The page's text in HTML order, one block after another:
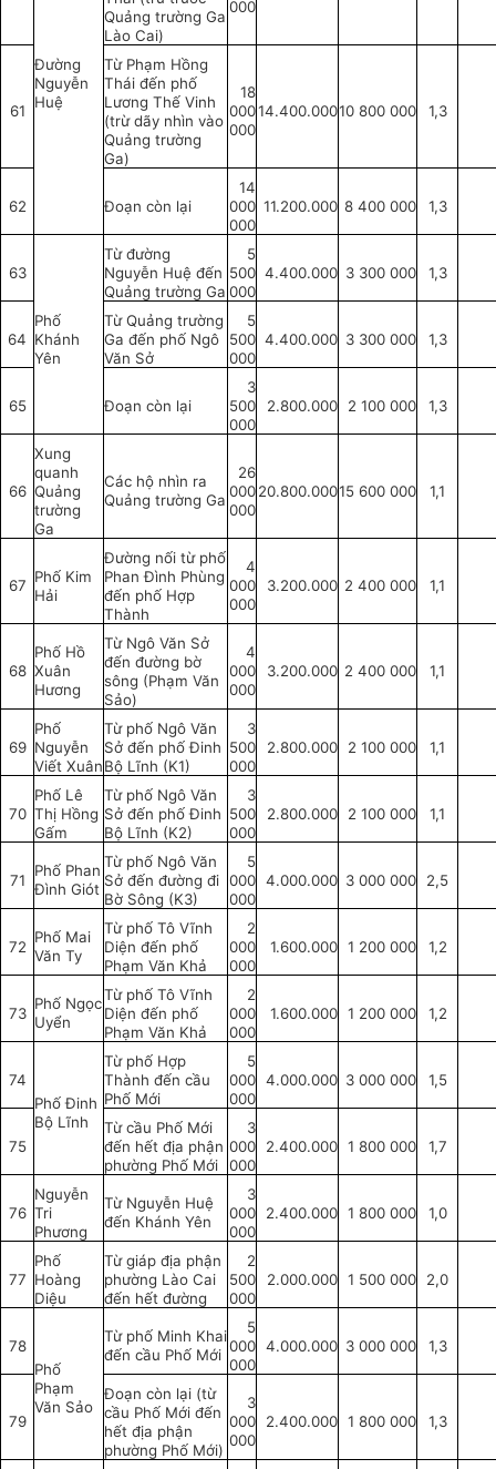
Đường
Nguyễn
Huệ
Quảng trường Ga
Lào Cai)
000
61
Từ Phạm Hồng
Thái đến phố
Lương Thế Vinh
(trừ dãy nhìn vào
Quảng trường
Ga)
18
000
000
14.400.00010 800 000 1,3
62 Đoạn còn lại
14
000
000
11.200.000 8 400 000 1,3
63
Phố
Khánh
Yên
Từ đường
Nguyễn Huệ đến
Quảng trường Ga
5
500
000
4.400.000 3 300 000 1,3
64
Từ Quảng trường
Ga đến phố Ngô
Văn Sở
5
500
000
4.400.000 3 300 000 1,3
65 Đoạn còn lại
3
500
000
2.800.000 2 100 000 1,3
66
Xung
quanh
Quảng
trường
Ga
Các hộ nhìn ra
Quảng trường Ga
26
000
000
20.800.00015 600 000 1,1
67 Phố Kim
Hải
Đường nối từ phố
Phan Đình Phùng
đến phố Hợp
Thành
4
000
000
3.200.000 2 400 000 1,1
68
Phố Hồ
Xuân
Hương
Từ Ngô Văn Sở
đến đường bờ
sông (Phạm Văn
Sảo)
4
000
000
3.200.000 2 400 000 1,1
69
Phố
Nguyễn
Viết Xuân
Từ phố Ngô Văn
Sở đến phố Đinh
Bộ Lĩnh (K1)
3
500
000
2.800.000 2 100 000 1,1
70
Phố Lê
Thị Hồng
Gấm
Từ phố Ngô Văn
Sở đến phố Đinh
Bộ Lĩnh (K2)
3
500
000
2.800.000 2 100 000 1,1
71
Phố Phan
Đình Giót
Từ phố Ngô Văn
Sở đến đường đi
Bờ Sông (K3)
5
000
000
4.000.000 3 000 000 2,5
72
Phố Mai
Văn Ty
Từ phố Tô Vĩnh
Diện đến phố
Phạm Văn Khả
2
000
000
1.600.000 1 200 000 1,2
73
Phố Ngọc
Uyển
Từ phố Tô Vĩnh
Diện đến phố
Phạm Văn Khả
2
000
000
1.600.000 1 200 000 1,2
74
Phố Đinh
Bộ Lĩnh
Từ phố Hợp
Thành đến cầu
Phố Mới
5
000
000
4.000.000 3 000 000 1,5
75
Từ cầu Phố Mới
đến hết địa phận
phường Phố Mới
3
000
000
2.400.000 1 800 000 1,7
76
Nguyễn
Tri
Phương
Từ Nguyễn Huệ
đến Khánh Yên
3
000
000
2.400.000 1 800 000 1,0
77
Phố
Hoàng
Diệu
Từ giáp địa phận
phường Lào Cai
đến hết đường
2
500
000
2.000.000 1 500 000 2,0
78
Phố
Phạm
Văn Sảo
Từ phố Minh Khai
đến cầu Phố Mới
5
000
000
4.000.000 3 000 000 1,3
79
Đoạn còn lại (từ
cầu Phố Mới đến
hết địa phận
phường Phố Mới)
3
000
000
2.400.000 1 800 000 1,3